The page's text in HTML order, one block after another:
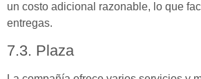
un costo adicional razonable, lo que
entregas.
7.3. Plaza